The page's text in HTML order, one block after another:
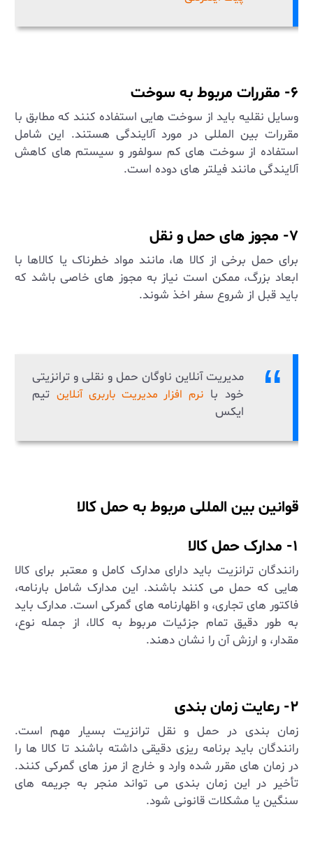
۶- مقررات مربوط به سوخت
وسایل نقلیه باید از سوخت‌ هایی استفاده کنند که مطابق با
مقررات بین ‌المللی در مورد آلایندگی هستند. این شامل
استفاده از سوخت‌ های کم سولفور و سیستم‌ های کاهش
آلایندگی مانند فیلتر های دوده است.
۷- مجوز های حمل و نقل
برای حمل برخی از کالا ها، مانند مواد خطرناک یا کالاها با
ابعاد بزرگ، ممکن است نیاز به مجوز های خاصی باشد که
باید قبل از شروع سفر اخذ شوند.
مدیریت آنلاین ناوگان حمل و نقلی و ترانزیتی
خود با نرم افزار مدیریت باربری آنلاین تیم
ایکس
قوانین بین المللی مربوط به حمل کالا
۱- مدارک حمل کالا
رانندگان ترانزیت باید دارای مدارک کامل و معتبر برای کالا
هایی که حمل می ‌کنند باشند. این مدارک شامل بارنامه،
فاکتور های تجاری، و اظهارنامه‌ های گمرکی است. مدارک باید
به طور دقیق تمام جزئیات مربوط به کالا، از جمله نوع،
مقدار، و ارزش آن را نشان دهند.
۲- رعایت زمان ‌بندی
زمان ‌بندی در حمل و نقل ترانزیت بسیار مهم است.
رانندگان باید برنامه‌ ریزی دقیقی داشته باشند تا کالا ها را
در زمان‌ های مقرر شده وارد و خارج از مرز های گمرکی کنند.
تأخیر در این زمان‌ بندی می ‌تواند منجر به جریمه‌ های
سنگین یا مشکلات قانونی شود.